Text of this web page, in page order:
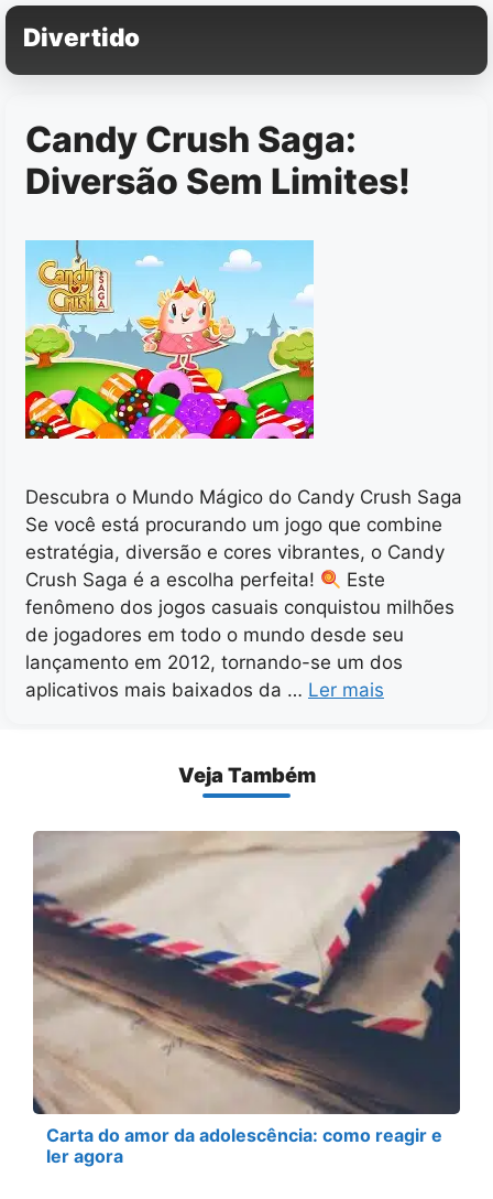
Pular
para
o
Divertido
Candy Crush Saga:
Diversão Sem Limites!
Descubra o Mundo Mágico do Candy Crush Saga
Se você está procurando um jogo que combine
estratégia, diversão e cores vibrantes, o Candy
Crush Saga é a escolha perfeita!
Este
fenômeno dos jogos casuais conquistou milhões
de jogadores em todo o mundo desde seu
lançamento em 2012, tornando-se um dos
aplicativos mais baixados da … Ler mais
Veja Também
Carta do amor da adolescência: como reagir e
ler agora